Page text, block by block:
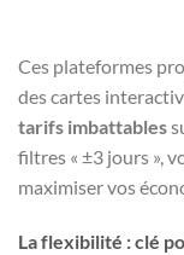
Ces plateformes
des cartes
tarifs imbattables
filtres « ±3 jours »,
maximiser vos
La flexibilité : clé